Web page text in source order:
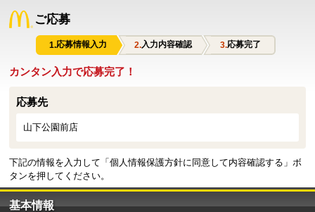
ご応募
応募情報入力 入力内容確認 応募完了
カンタン入力で応募完了！
応募先
山下公園前店
下記の情報を入力して「個人情報保護方針に同意して内容確認する」ボ
タンを押してください。
基本情報